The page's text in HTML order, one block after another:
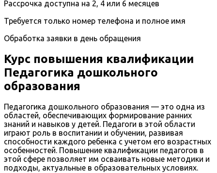
Рассрочка доступна на 2, 4 или 6 месяцев
Требуется только номер телефона и полное имя
Обработка заявки в день обращения
Курс повышения квалификации
Педагогика дошкольного
образования
Педагогика дошкольного образования — это одна из
областей, обеспечивающих формирование ранних
знаний и навыков у детей. Педагоги в этой области
играют роль в воспитании и обучении, развивая
способности каждого ребенка с учетом его возрастных
особенностей. Повышение квалификации педагогов в
этой сфере позволяет им осваивать новые методики и
подходы, актуальные в образовательных условиях.